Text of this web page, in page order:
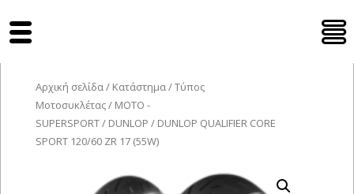
Αρχική σελίδα/ Κατάστημα/Τύπος
Μοτοσυκλέτας/ MOTO -
SUPERSPORT/ DUNLOP / DUNLOP QUALIFIER CORE
SPORT 120/60 ZR 17 (55W)